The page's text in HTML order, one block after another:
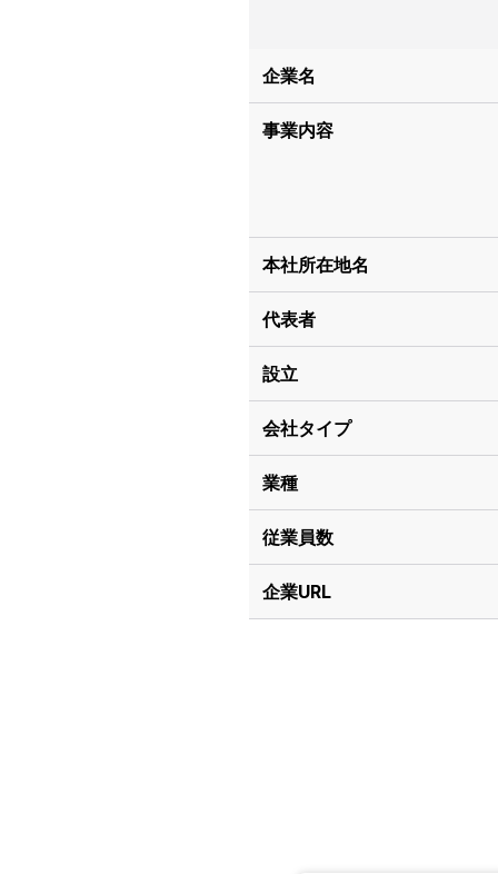
企業名
事業内容
本社所在地名
代表者
設立
会社タイプ
業種
従業員数
企業URL